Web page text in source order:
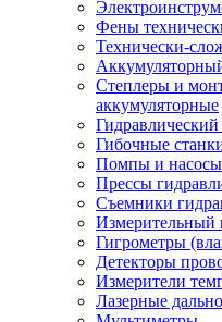
Фены
Технически-
Степлеры и
аккумуляторные
Гибочные
Помпы и насосы
Прессы
Съемники
Измерительный
Гигрометры
Детекторы
Измерители
Лазерные